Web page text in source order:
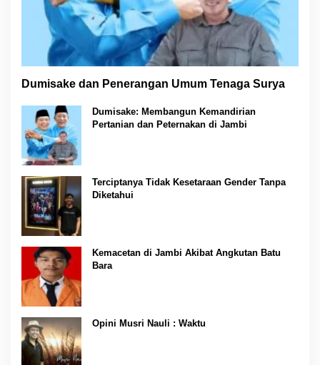
Dumisake dan Penerangan Umum Tenaga Surya
Dumisake: Membangun Kemandirian
Pertanian dan Peternakan di Jambi
Terciptanya Tidak Kesetaraan Gender Tanpa
Diketahui
Kemacetan di Jambi Akibat Angkutan Batu
Bara
Opini Musri Nauli : Waktu